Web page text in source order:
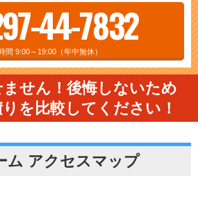
44-7832
間 9:00～19:00（年中無休）
せん！後悔しないため
を比較してください！
ム アクセスマップ